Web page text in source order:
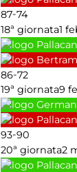
87-74
18ª giornata1
86-72
19ª giornata9
93-90
20ª giornata2